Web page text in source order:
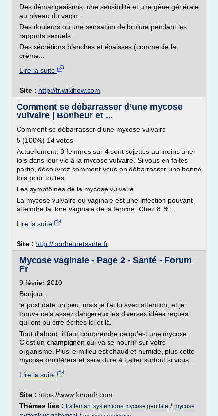
Des démangeaisons, une sensibilité et une gêne générale
au niveau du vagin.
Des douleurs ou une sensation de brulure pendant les
rapports sexuels
Des sécrétions blanches et épaisses (comme de la
crème...
Lire la suite
Site : http://fr.wikihow.com
Comment se débarrasser d’une mycose
vulvaire | Bonheur et ...
Comment se débarrasser d'une mycose vulvaire
5 (100%) 14 votes
Actuellement, 3 femmes sur 4 sont sujettes au moins une
fois dans leur vie à la mycose vulvaire. Si vous en faites
partie, découvrez comment vous en débarrasser une bonne
fois pour toutes.
Les symptômes de la mycose vulvaire
La mycose vulvaire ou vaginale est une infection pouvant
atteindre la flore vaginale de la femme. Chez 8 %...
Lire la suite
Site : http://bonheuretsante.fr
Mycose vaginale - Page 2 - Santé - Forum
Fr
9 février 2010
Bonjour,
le post date un peu, mais je l'ai lu avec attention, et je
trouve cela assez dangereux les diverses idées reçues
qui ont pu être écrites ici et là.
Tout d'abord, il faut comprendre ce qu'est une mycose.
C'est un champignon qui va se nourrir sur votre
organisme. Plus le milieu est chaud et humide, plus cette
mycose prolifèrera et sera dure à traiter surtout si vous...
Lire la suite
Site : https://www.forumfr.com
Thèmes liés : traitement systemique mycose genitale / mycose